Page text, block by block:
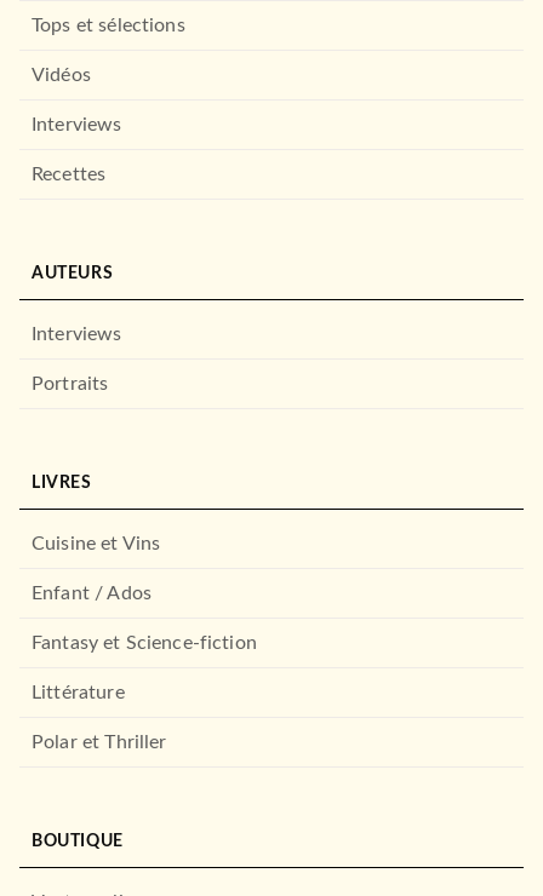
Tops et sélections
Vidéos
Interviews
Recettes
AUTEURS
Interviews
Portraits
LIVRES
Cuisine et Vins
Enfant / Ados
Fantasy et Science-fiction
Littérature
Polar et Thriller
BOUTIQUE